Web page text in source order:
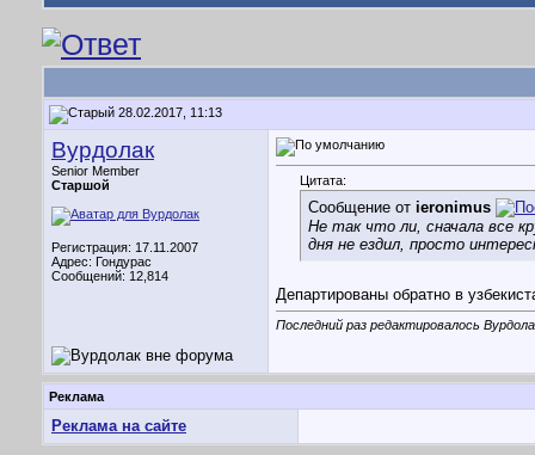
28.02.2017, 11:13
Вурдолак
Senior Member
Старшой
Регистрация: 17.11.2007
Адрес: Гондурас
Сообщений: 12,814
Цитата:
Сообщение от ieronimus
Не так что ли, сначала все
дня не ездил, просто
Департированы обратно в
Последний раз редактировалось
Реклама
Реклама на сайте